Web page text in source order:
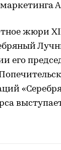
жюри
его